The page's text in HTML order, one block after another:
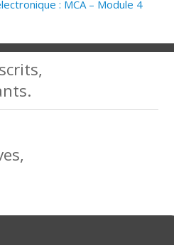
: MCA – Module 4